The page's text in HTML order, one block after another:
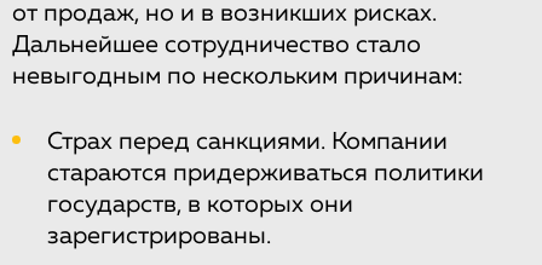
от продаж, но и в возникших рисках.
Дальнейшее сотрудничество стало
невыгодным по нескольким причинам:
Страх перед санкциями. Компании
стараются придерживаться политики
государств, в которых они
зарегистрированы.